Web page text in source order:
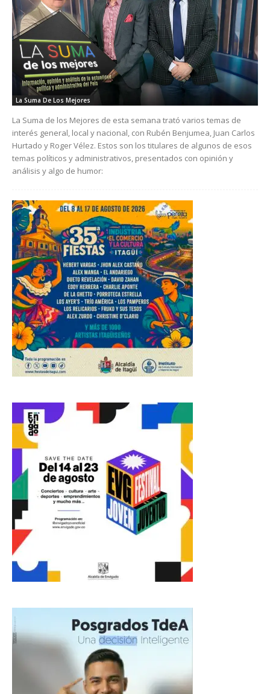
La Suma De Los Mejores
La Suma de los Mejores de esta semana trató varios temas de
interés general, local y nacional, con Rubén Benjumea, Juan Carlos
Hurtado y Roger Vélez. Estos son los titulares de algunos de esos
temas políticos y administrativos, presentados con opinión y
análisis y algo de humor: